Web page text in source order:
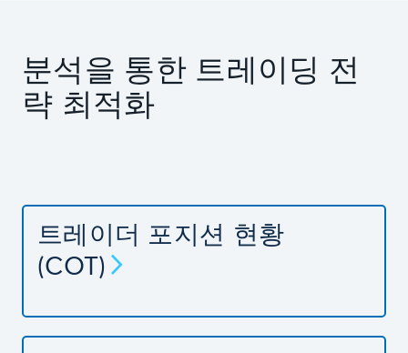
분석을 통한 트레이딩 전
략 최적화
트레이더 포지션 현황
(COT)